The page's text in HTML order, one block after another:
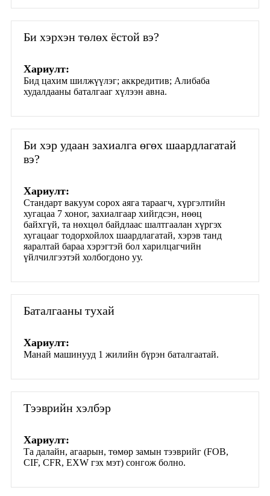
Би хэрхэн төлөх ёстой вэ?
Хариулт:
Бид цахим шилжүүлэг; аккредитив; Алибаба
худалдааны баталгааг хүлээн авна.
Би хэр удаан захиалга өгөх шаардлагатай
вэ?
Хариулт:
Стандарт вакуум сорох аяга тараагч, хүргэлтийн
хугацаа 7 хоног, захиалгаар хийгдсэн, нөөц
байхгүй, та нөхцөл байдлаас шалтгаалан хүргэх
хугацааг тодорхойлох шаардлагатай, хэрэв танд
яаралтай бараа хэрэгтэй бол харилцагчийн
үйлчилгээтэй холбогдоно уу.
Баталгааны тухай
Хариулт:
Манай машинууд 1 жилийн бүрэн баталгаатай.
Тээврийн хэлбэр
Хариулт:
Та далайн, агаарын, төмөр замын тээврийг (FOB,
CIF, CFR, EXW гэх мэт) сонгож болно.